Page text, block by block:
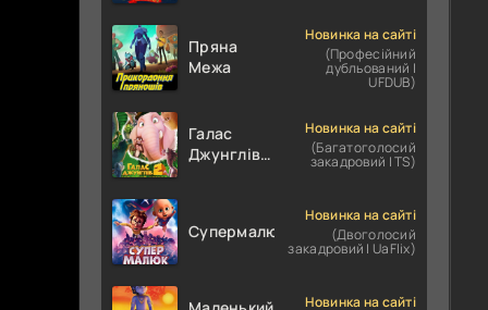
Пряна
Межа
Новинка на сайті
(Професійний
дубльований |
UFDUB)
Галас
Джунглів
Новинка на сайті
(Багатоголосий
закадровий | TS)
Супермалюк
Новинка на сайті
(Двоголосий
закадровий | UaFlix)
Новинка на сайті